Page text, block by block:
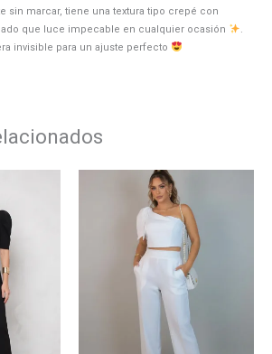
sin marcar, tiene una textura tipo crepé con
que luce impecable en cualquier ocasión
.
invisible para un ajuste perfecto